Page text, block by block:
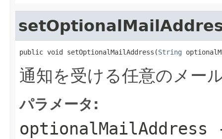
public void setOptionalMailAddress(String
通知を受ける任意のメー
パラメータ:
optionalMailAddress